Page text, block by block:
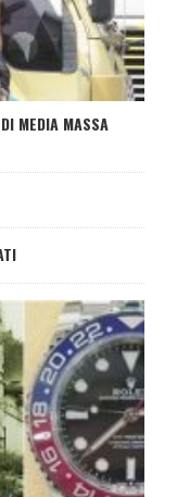
MEDIA MASSA